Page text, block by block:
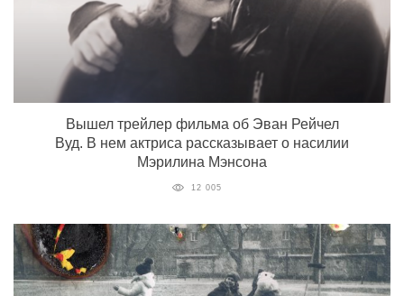
Вышел трейлер фильма об Эван Рейчел
Вуд. В нем актриса рассказывает о насилии
Мэрилина Мэнсона
12 005